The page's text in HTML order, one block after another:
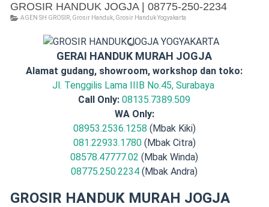
GROSIR HANDUK JOGJA | 08775-250-2234
AGEN SH GROSIR, Grosir Handuk, Grosir Handuk Yogyakarta
GERAI HANDUK MURAH JOGJA
Alamat gudang, showroom, workshop dan toko:
Jl. Tenggilis Lama IIIB No.45, Surabaya
Call Only: 08135.7389.509
WA Only:
08953.2536.1258 (Mbak Kiki)
081.22933.1780(Mbak Citra)
08578.47777.02 (Mbak Winda)
08775.250.2234 (Mbak Andra)
GROSIR HANDUK MURAH JOGJA